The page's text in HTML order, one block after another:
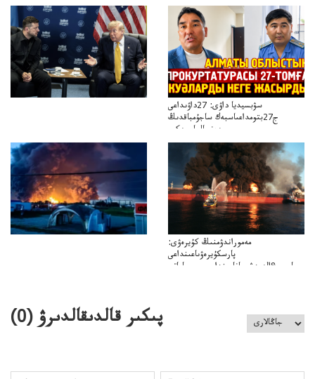
باقاساپباسشىنىدرونكتيكاسوعىسىجانەجاڭاباسقولباسشىنىڭتاكتيكاسى
سۋبسيديا داۋى: 27داۋىداعى
ج27بتومداعىاسبەك ساجۇمباقدىڭ
دەنسالماسبەكىر
بەردىسادىربايدىڭدەنساۋلىعىسىربەردى
مەموراندۋمنىڭ كۇيرەۋى:
پارسكۇيرەۋىاعىنداعى
پارسى&الەمدشىعاناعىنداعىسىن ساعاتى
پىكىر قالدىقالدىرۋ (0
)